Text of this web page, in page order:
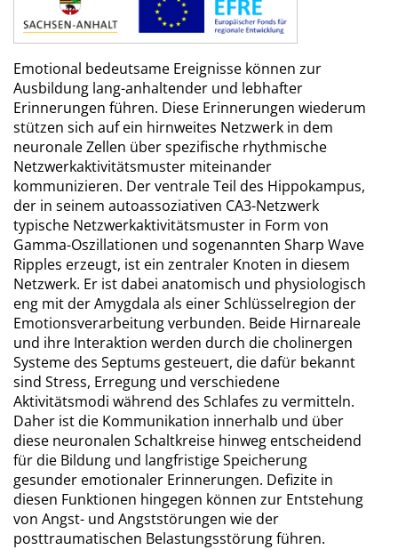
Emotional bedeutsame Ereignisse können zur
Ausbildung lang-anhaltender und lebhafter
Erinnerungen führen. Diese Erinnerungen wiederum
stützen sich auf ein hirnweites Netzwerk in dem
neuronale Zellen über spezifische rhythmische
Netzwerkaktivitätsmuster miteinander
kommunizieren. Der ventrale Teil des Hippokampus,
der in seinem autoassoziativen CA3-Netzwerk
typische Netzwerkaktivitätsmuster in Form von
Gamma-Oszillationen und sogenannten Sharp Wave
Ripples erzeugt, ist ein zentraler Knoten in diesem
Netzwerk. Er ist dabei anatomisch und physiologisch
eng mit der Amygdala als einer Schlüsselregion der
Emotionsverarbeitung verbunden. Beide Hirnareale
und ihre Interaktion werden durch die cholinergen
Systeme des Septums gesteuert, die dafür bekannt
sind Stress, Erregung und verschiedene
Aktivitätsmodi während des Schlafes zu vermitteln.
Daher ist die Kommunikation innerhalb und über
diese neuronalen Schaltkreise hinweg entscheidend
für die Bildung und langfristige Speicherung
gesunder emotionaler Erinnerungen. Defizite in
diesen Funktionen hingegen können zur Entstehung
von Angst- und Angststörungen wie der
posttraumatischen Belastungsstörung führen.